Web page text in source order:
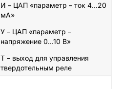
И – ЦАП «параметр – ток 4...20
мА»
У – ЦАП «параметр –
напряжение 0...10 В»
Т – выход для управления
твердотельным реле